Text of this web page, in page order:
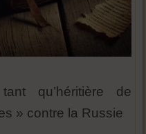
qu’héritière de
» contre la Russie